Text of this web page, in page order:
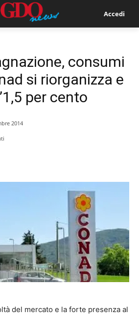
Accedi
consumi
si riorganizza e
per cento
2014
del mercato e la forte presenza al